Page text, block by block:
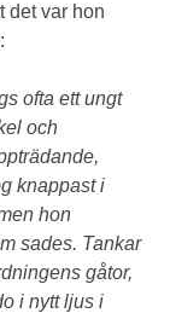
det var hon
ofta ett ungt
och
knappast i
hon
sades. Tankar
gåtor,
i nytt ljus i